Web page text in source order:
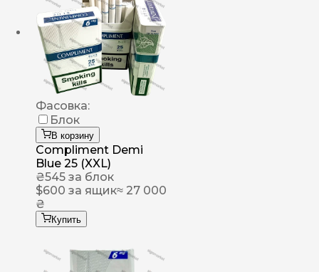
Фасовка:
Блок
В корзину
Compliment Demi
Blue 25 (XXL)
₴545 за блок
$600 за ящик≈ 27 000
₴
Купить